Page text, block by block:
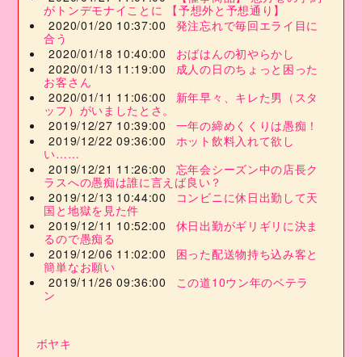
がトンデモナイことに 【予想外と予想通り】
2020/01/20 10:37:00
発注忘れで毎回エライ目に
合う
2020/01/18 10:40:00
おばはんの初やらかし
2020/01/13 11:19:00
成人の日のちょっと困った
お客さん
2020/01/11 11:06:00
新年早々、キレた男（スタ
ッフ）がいましたとさ。
2019/12/27 10:39:00
一年の締めくくりは愚痴！
2019/12/22 09:36:00
ホット飲料入れて欲し
い……
2019/12/21 11:26:00
忘年会シーズン中の店長ク
ラスへの愚痴は誰に言えば良い？
2019/12/13 10:44:00
コンビニに休日出勤して天
国と地獄を見た件
2019/12/11 10:52:00
休日出勤がギリギリに決ま
るので愚痴る
2019/12/06 11:02:00
困った配送物持ち込み客と
簡単なお願い
2019/11/26 09:36:00
この道10ウン年のベテラ
ン
ボヤキ